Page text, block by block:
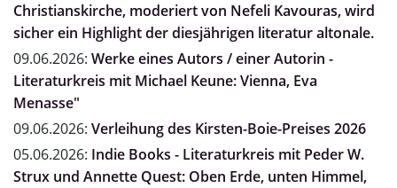
Christianskirche, moderiert von Nefeli Kavouras, wird
sicher ein Highlight der diesjährigen literatur altonale.
09.06.2026: Werke eines Autors / einer Autorin -
Literaturkreis mit Michael Keune: Vienna, Eva
Menasse"
09.06.2026: Verleihung des Kirsten-Boie-Preises 2026
05.06.2026: Indie Books - Literaturkreis mit Peder W.
Strux und Annette Quest: Oben Erde, unten Himmel,